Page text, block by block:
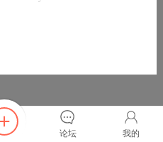
论坛 我的